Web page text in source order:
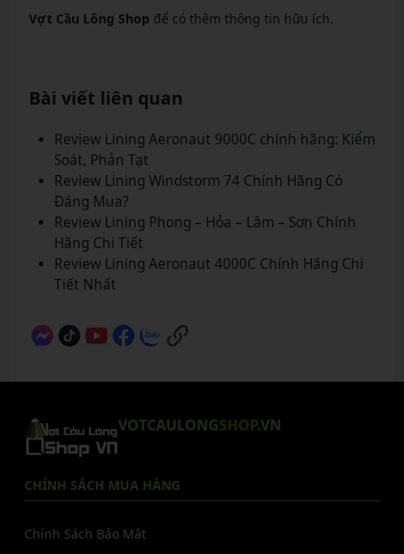
Vợt Cầu Lông Shop để có thêm thông tin hữu ích.
Bài viết liên quan
Review Lining Aeronaut 9000C chính hãng: Kiểm
Soát, Phản Tạt
Review Lining Windstorm 74 Chính Hãng Có
Đáng Mua?
Review Lining Phong – Hỏa – Lâm – Sơn Chính
Hãng Chi Tiết
Review Lining Aeronaut 4000C Chính Hãng Chi
Tiết Nhất
VOTCAULONGSHOP.VN
CHÍNH SÁCH MUA HÀNG
Chính Sách Bảo Mật